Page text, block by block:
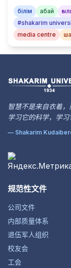
білім абай
#shakarim
media centre
智慧不是来自衣着，
学习它的科学，学习
— Shakarim
规范性文件
公司文件
内部质量体系
退伍军人组织
校友会
工会